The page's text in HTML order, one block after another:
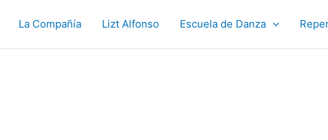
La Compañía Lizt Alfonso Escuela de Danza